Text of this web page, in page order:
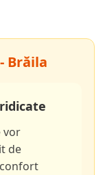
Brăila
vor
de